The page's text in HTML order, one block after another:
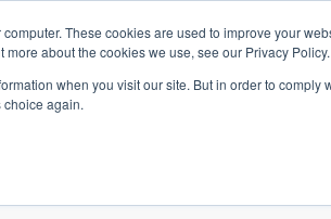
These cookies are used to improve your
about the cookies we use, see our Privacy Policy.
when you visit our site. But in order to
choice again.
det Om oss
Show
Våra